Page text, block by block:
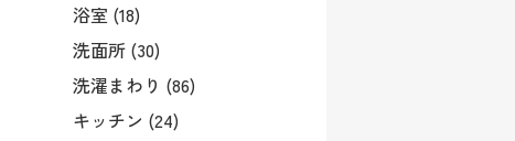
浴室 (18)
洗面所 (30)
洗濯まわり (86)
キッチン (24)